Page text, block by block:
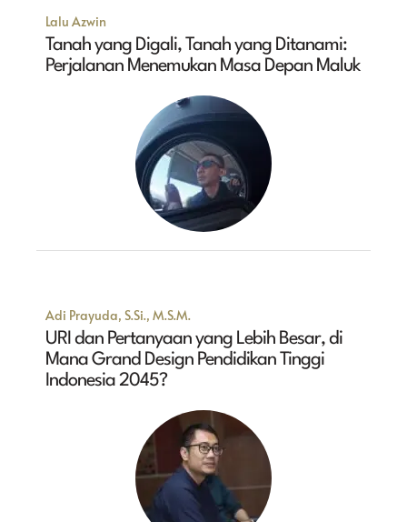
Lalu Azwin
Tanah yang Digali, Tanah yang Ditanami:
Perjalanan Menemukan Masa Depan Maluk
Adi Prayuda, S.Si., M.S.M.
URI dan Pertanyaan yang Lebih Besar, di
Mana Grand Design Pendidikan Tinggi
Indonesia 2045?